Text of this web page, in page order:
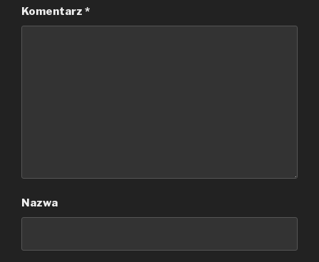
Komentarz *
Nazwa